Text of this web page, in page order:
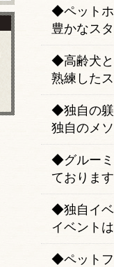
◆ペットホ
豊かなス
◆高齢犬と
熟練した
◆独自の躾
独自のメ
◆グルーミ
ておりま
◆独自イベ
イベント
◆ペット